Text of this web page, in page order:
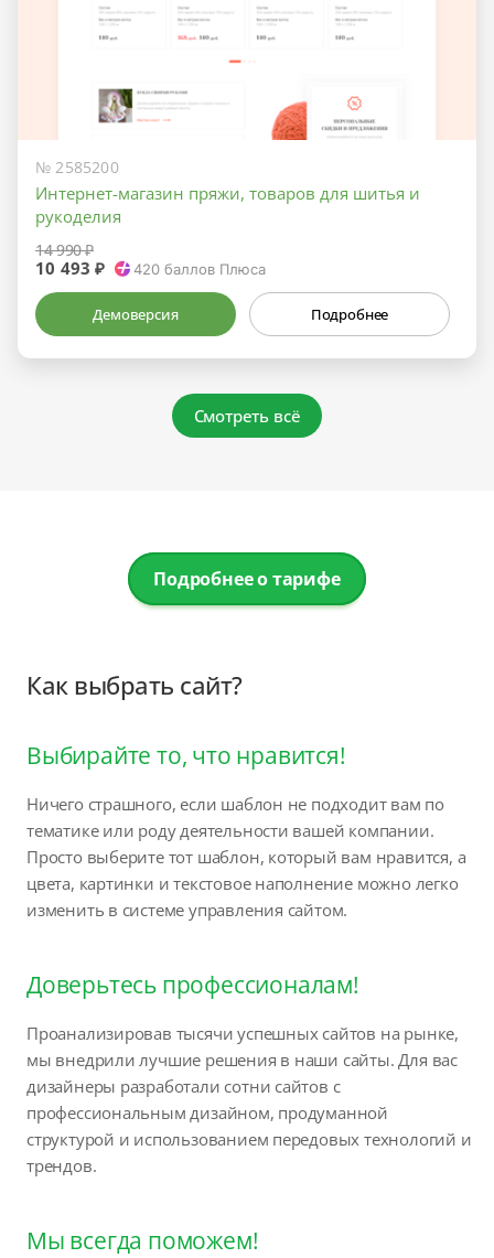
№ 2585200
Интернет-магазин пряжи, товаров для шитья и
рукоделия
14 990 ₽
10 493 ₽ 420баллов Плюса
Демоверсия Подробнее
Смотреть всё
Подробнее о тарифе
Как выбрать сайт?
Выбирайте то, что нравится!
Ничего страшного, если шаблон не подходит вам по
тематике или роду деятельности вашей компании.
Просто выберите тот шаблон, который вам нравится, а
цвета, картинки и текстовое наполнение можно легко
изменить в системе управления сайтом.
Доверьтесь профессионалам!
Проанализировав тысячи успешных сайтов на рынке,
мы внедрили лучшие решения в наши сайты. Для вас
дизайнеры разработали сотни сайтов с
профессиональным дизайном, продуманной
структурой и использованием передовых технологий и
трендов.
Мы всегда поможем!